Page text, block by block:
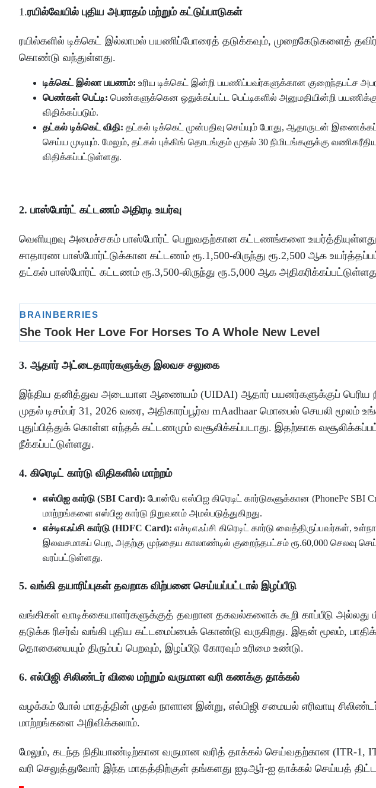
1.ரயில்வேயில் புதிய அபராதம் மற்றும் கட்டுப்பாடுகள்
ரயில்களில் டிக்கெட் இல்லாமல் பயணிப்போரைத் தடுக்கவும், முறைகேடுகளைத்
கொண்டு வந்துள்ளது.
டிக்கெட் இல்லா பயணம்: உரிய டிக்கெட் இன்றி பயணிப்பவர்களுக்கான குறைந்தபட்ச
பெண்கள் பெட்டி: பெண்களுக்கென ஒதுக்கப்பட்ட பெட்டிகளில் அனுமதியின்றி
விதிக்கப்படும்.
தட்கல் டிக்கெட் விதி: தட்கல் டிக்கெட் முன்பதிவு செய்யும் போது, ஆதாருடன்
செய்ய முடியும். மேலும், தட்கல் புக்கிங் தொடங்கும் முதல் 30 நிமிடங்களுக்கு
விதிக்கப்பட்டுள்ளது.
2. பாஸ்போர்ட் கட்டணம் அதிரடி உயர்வு
வெளியுறவு அமைச்சகம் பாஸ்போர்ட் பெறுவதற்கான கட்டணங்களை உயர்த்தியுள்ளது.
சாதாரண பாஸ்போர்ட்டுக்கான கட்டணம் ரூ.1,500-லிருந்து ரூ.2,500 ஆக
தட்கல் பாஸ்போர்ட் கட்டணம் ரூ.3,500-லிருந்து ரூ.5,000 ஆக
3. ஆதார் அட்டைதாரர்களுக்கு இலவச சலுகை
இந்திய தனித்துவ அடையாள ஆணையம் (UIDAI) ஆதார் பயனர்களுக்குப் பெரிய
முதல் டிசம்பர் 31, 2026 வரை, அதிகாரப்பூர்வ mAadhaar மொபைல் செயலி மூலம்
புதுப்பித்துக் கொள்ள எந்தக் கட்டணமும் வசூலிக்கப்படாது. இதற்காக
நீக்கப்பட்டுள்ளது.
4. கிரெடிட் கார்டு விதிகளில் மாற்றம்
எஸ்பிஐ கார்டு (SBI Card): போன்பே எஸ்பிஐ கிரெடிட் கார்டுகளுக்கான (PhonePe SBI
மாற்றங்களை எஸ்பிஐ கார்டு நிறுவனம் அமல்படுத்துகிறது.
எச்டிஎஃப்சி கார்டு (HDFC Card): எச்டிஎஃப்சி கிரெடிட் கார்டு வைத்திருப்பவர்கள்,
இலவசமாகப் பெற, அதற்கு முந்தைய காலாண்டில் குறைந்தபட்சம் ரூ.60,000 செலவு
வரப்பட்டுள்ளது.
5. வங்கி தயாரிப்புகள் தவறாக விற்பனை செய்யப்பட்டால் இழப்பீடு
வங்கிகள் வாடிக்கையாளர்களுக்குத் தவறான தகவல்களைக் கூறி காப்பீடு
தடுக்க ரிசர்வ் வங்கி புதிய கட்டமைப்பைக் கொண்டு வருகிறது. இதன் மூலம்,
தொகையையும் திரும்பப் பெறவும், இழப்பீடு கோரவும் உரிமை உண்டு.
6. எல்பிஜி சிலிண்டர் விலை மற்றும் வருமான வரி கணக்கு தாக்கல்
வழக்கம் போல் மாதத்தின் முதல் நாளான இன்று, எல்பிஜி சமையல் எரிவாயு
மாற்றங்களை அறிவிக்கலாம்.
மேலும், கடந்த நிதியாண்டிற்கான வருமான வரித் தாக்கல் செய்வதற்கான (ITR-1,
வரி செலுத்துவோர் இந்த மாதத்திற்குள் தங்களது ஐடிஆர்-ஐ தாக்கல் செய்யத்